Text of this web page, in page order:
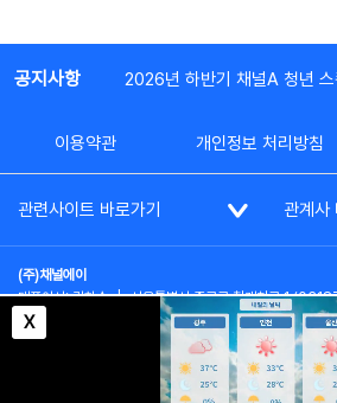
X
공지사항 2026년 하반기 채널A 청년 스
이용약관 개인정보 처리방침
관련사이트 바로가기 관계사
(주)채널에이
대표이사: 김차수 | 서울특별시 종로구 청계천로 1
부가통신사업신고: 022357호 | 사업자등록번호:
대표전화: (02)2020-3114
시청자상담실:
통신판매업신고: 제2012-서울종로-0195호
COPYRIGHT(c) SINCE 2023,CHANNEL A ALL